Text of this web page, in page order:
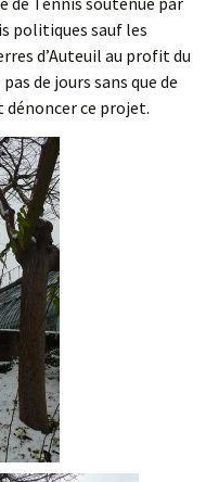
politiques sauf les
d’Auteuil au profit du
de jours sans que de
ce projet.